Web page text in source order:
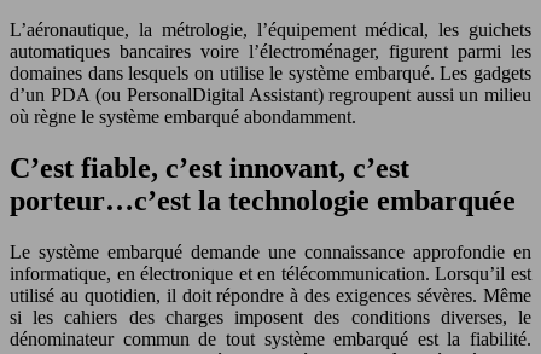
L’aéronautique, la métrologie, l’équipement médical, les guichets
automatiques bancaires voire l’électroménager, figurent parmi les
domaines dans lesquels on utilise le système embarqué. Les gadgets
d’un PDA (ou PersonalDigital Assistant) regroupent aussi un milieu
où règne le système embarqué abondamment.
C’est fiable, c’est innovant, c’est
porteur…c’est la technologie embarquée
Le système embarqué demande une connaissance approfondie en
informatique, en électronique et en télécommunication. Lorsqu’il est
utilisé au quotidien, il doit répondre à des exigences sévères. Même
si les cahiers des charges imposent des conditions diverses, le
dénominateur commun de tout système embarqué est la fiabilité.